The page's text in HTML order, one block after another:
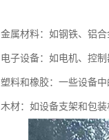
金属材料：如钢铁、铝
电子设备：如电机、控
塑料和橡胶：一些设备
木材：如设备支架和包装